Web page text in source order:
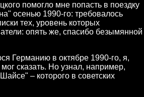
помогло мне попасть в поездку
осенью 1990-го: требовалось
тех, уровень которых
опять же, спасибо безымянной
Германию в октябре 1990-го, я,
сказать. Но узнал, например,
– которого в советских